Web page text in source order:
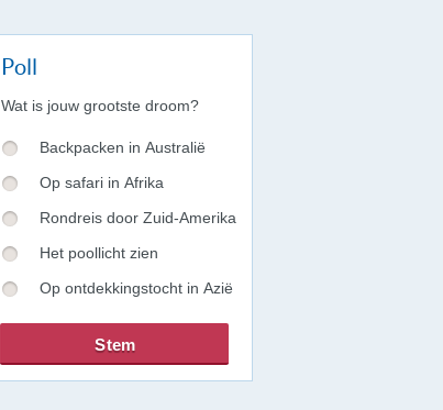
Poll
Wat is jouw grootste droom?
Backpacken in Australië
Op safari in Afrika
Rondreis door Zuid-Amerika
Het poollicht zien
Op ontdekkingstocht in Azië